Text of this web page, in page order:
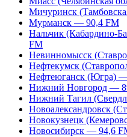
Мичуринск
Мурманск — 90,4 FM
Нальчик (Кабардино-
FM
Невинномысск
Нефтекумск
Нефтеюганск (Югра)
Нижний Новгород —
Нижний Тагил
Новоалександровск
Новокузнецк
Новосибирск — 94,6